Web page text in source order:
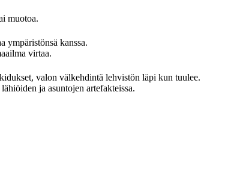
muotoa.
ympäristönsä kanssa.
virtaa.
valon välkehdintä lehvistön läpi kun tuulee.
ja asuntojen artefakteissa.